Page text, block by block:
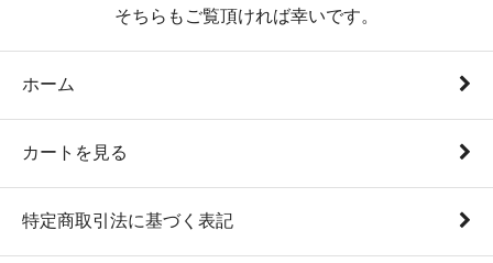
そちらもご覧頂ければ幸いです。
ホーム
カートを見る
特定商取引法に基づく表記